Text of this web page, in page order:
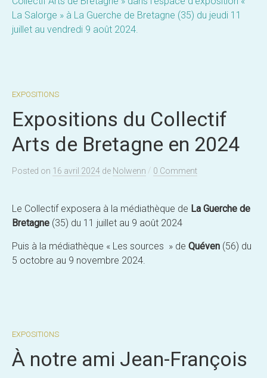
EXPOSITIONS
Expositions du Collectif
Arts de Bretagne en 2024
Posted on 16 avril 2024 de Nolwenn / 0 Comment
Le Collectif exposera à la médiathèque de La Guerche de
Bretagne (35) du 11 juillet au 9 août 2024
Puis à la médiathèque « Les sources » de Quéven (56) du
5 octobre au 9 novembre 2024.
EXPOSITIONS
À notre ami Jean-François